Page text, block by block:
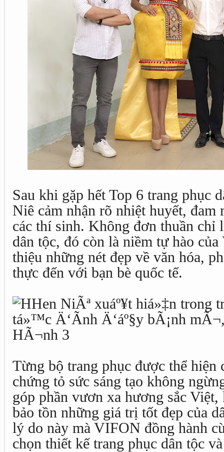
Sau khi gặp hết Top 6 trang phục
Niê cảm nhận rõ nhiệt huyết, đam
các thí sinh. Không đơn thuần chỉ
dân tộc, đó còn là niềm tự hào
thiệu những nét đẹp về văn hóa,
thực đến với bạn bè quốc tế.
Từng bộ trang phục được thể hiện
chứng tỏ sức sáng tạo không
góp phần vươn xa hương sắc
bảo tồn những giá trị tốt đẹp của
lý do này mà VIFON đồng hành
chọn thiết kế trang phục dân tộc